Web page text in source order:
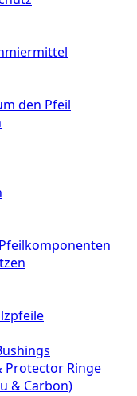
den Pfeil
Pfeilkomponenten
Protector Ringe
& Carbon)